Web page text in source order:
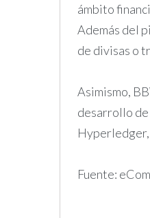
ámbito
Además del
de divisas o
Asimismo,
desarrollo de
Fuente: